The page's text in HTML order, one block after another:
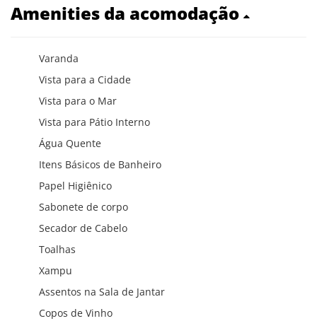
Amenities da acomodação
Varanda
Vista para a Cidade
Vista para o Mar
Vista para Pátio Interno
Água Quente
Itens Básicos de Banheiro
Papel Higiênico
Sabonete de corpo
Secador de Cabelo
Toalhas
Xampu
Assentos na Sala de Jantar
Copos de Vinho